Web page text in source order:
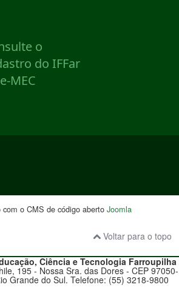
com o CMS de código aberto Joomla
Voltar para o topo
Ciência e Tecnologia Farroupilha
195 - Nossa Sra. das Dores - CEP 97050-
Grande do Sul. Telefone: (55) 3218-9800